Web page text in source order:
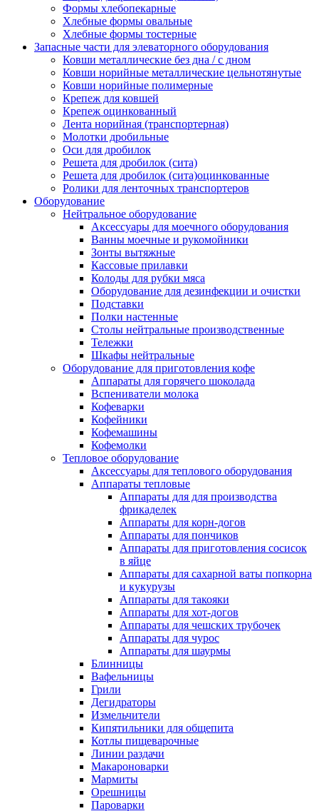
Формы хлебопекарные
Хлебные формы овальные
Хлебные формы тостерные
Запасные части для элеваторного оборудования
Ковши металлические без дна / с дном
Ковши норийные металлические цельнотянутые
Ковши норийные полимерные
Крепеж для ковшей
Крепеж оцинкованный
Лента норийная (транспортерная)
Молотки дробильные
Оси для дробилок
Решета для дробилок (сита)
Решета для дробилок (сита)оцинкованные
Ролики для ленточных транспортеров
Оборудование
Нейтральное оборудование
Аксессуары для моечного оборудования
Ванны моечные и рукомойники
Зонты вытяжные
Кассовые прилавки
Колоды для рубки мяса
Оборудование для дезинфекции и очистки
Подставки
Полки настенные
Столы нейтральные производственные
Тележки
Шкафы нейтральные
Оборудование для приготовления кофе
Аппараты для горячего шоколада
Вспениватели молока
Кофеварки
Кофейники
Кофемашины
Кофемолки
Тепловое оборудование
Аксессуары для теплового оборудования
Аппараты тепловые
Аппараты для для производства
фрикаделек
Аппараты для корн-догов
Аппараты для пончиков
Аппараты для приготовления сосисок
в яйце
Аппараты для сахарной ваты попкорна
и кукурузы
Аппараты для такояки
Аппараты для хот-догов
Аппараты для чешских трубочек
Аппараты для чурос
Аппараты для шаурмы
Блинницы
Вафельницы
Грили
Дегидраторы
Измельчители
Кипятильники для общепита
Котлы пищеварочные
Линии раздачи
Макароноварки
Мармиты
Орешницы
Пароварки